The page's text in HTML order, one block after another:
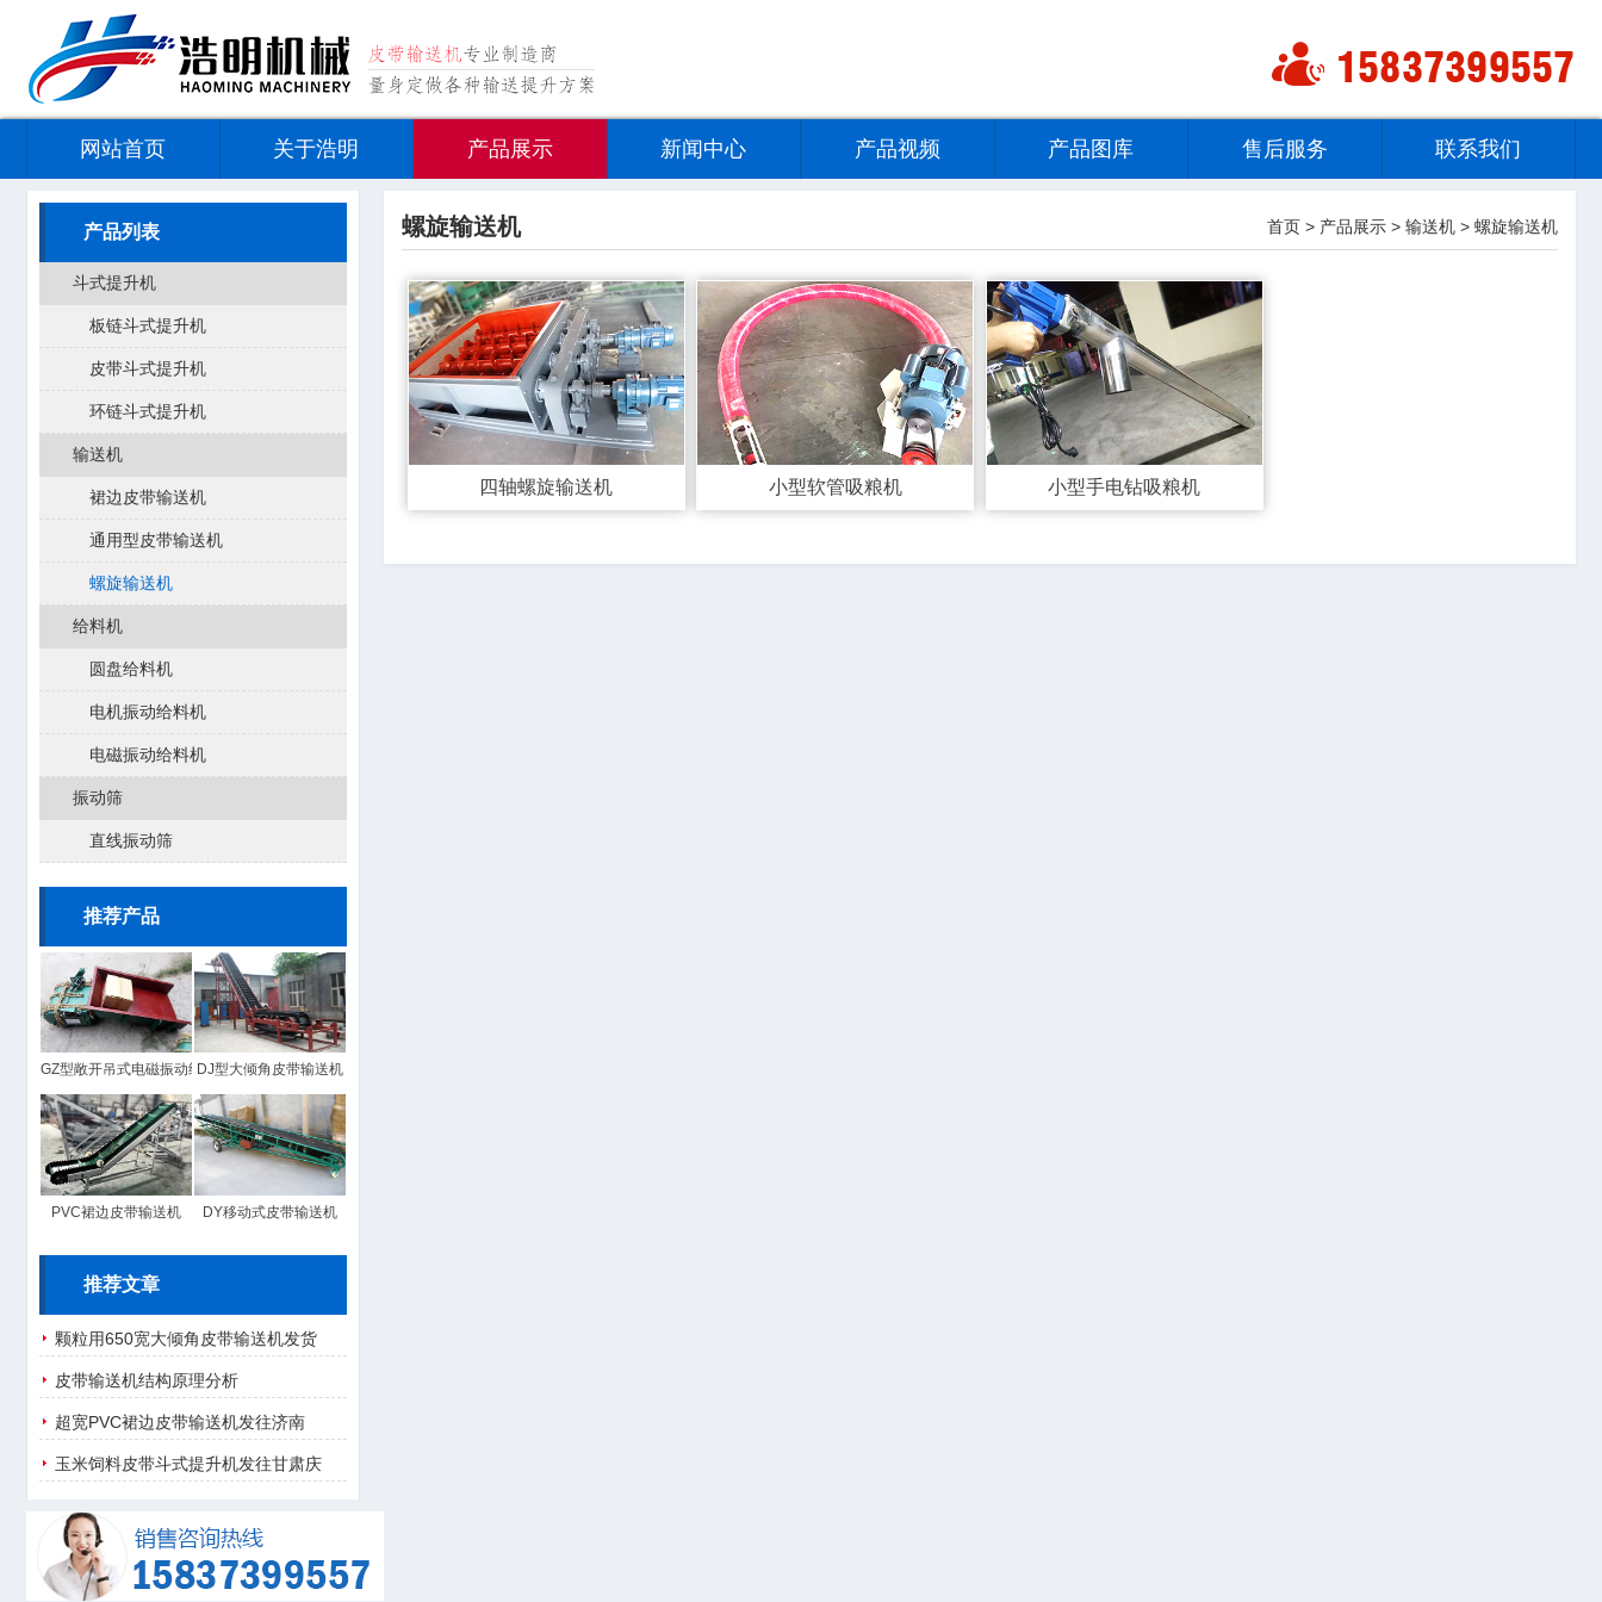
网站首页 关于浩明 产品展示 新闻中心 产品视频 产品图库 售后服务 联系我们
螺旋输送机 首页 > 产品展示 > 输送机 > 螺旋输送机
四轴螺旋输送机 小型软管吸粮机 小型手电钻吸粮机
产品列表
斗式提升机
板链斗式提升机
皮带斗式提升机
环链斗式提升机
输送机
裙边皮带输送机
通用型皮带输送机
螺旋输送机
给料机
圆盘给料机
电机振动给料机
电磁振动给料机
振动筛
直线振动筛
推荐产品
GZ型敞开吊式电磁振动给料机DJ型大倾角皮带输送机
PVC裙边皮带输送机 DY移动式皮带输送机
推荐文章
颗粒用650宽大倾角皮带输送机发货
皮带输送机结构原理分析
超宽PVC裙边皮带输送机发往济南
玉米饲料皮带斗式提升机发往甘肃庆